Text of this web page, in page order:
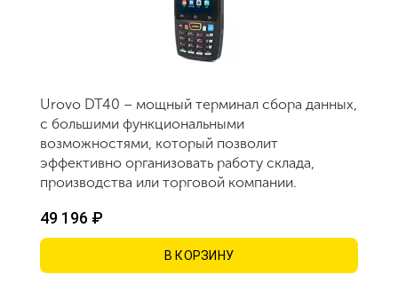
Urovo DT40 – мощный терминал сбора данных,
с большими функциональными
возможностями, который позволит
эффективно организовать работу склада,
производства или торговой компании.
49 196 ₽
В КОРЗИНУ